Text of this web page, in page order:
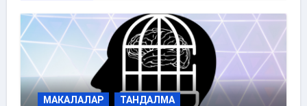
МАКАЛАЛАР ТАНДАЛМА